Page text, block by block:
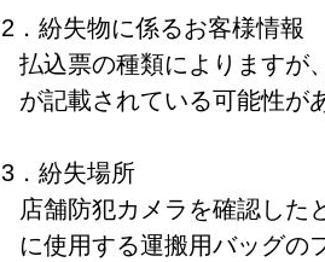
2．紛失物に係るお客様情報
払込票の種類によりますが
が記載されている可能性が
3．紛失場所
店舗防犯カメラを確認した
に使用する運搬用バッグの